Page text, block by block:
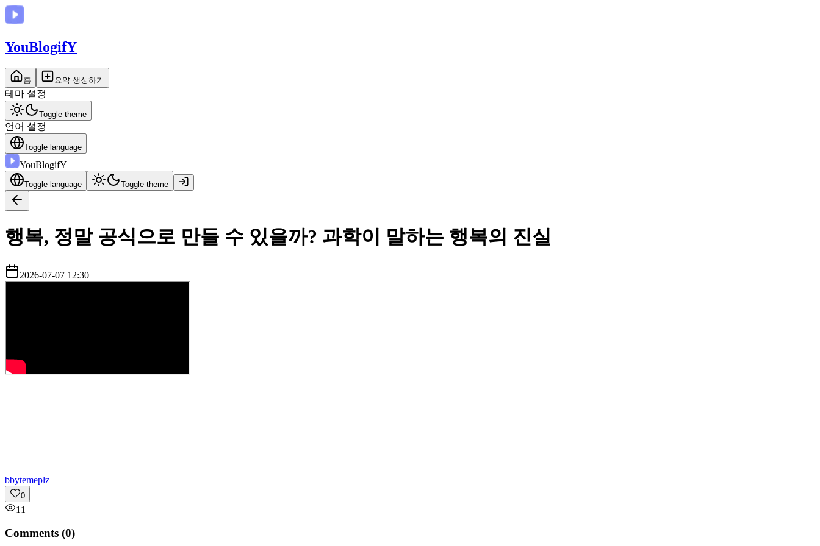
YouBlogifY
홈 요약 생성하기
테마 설정
Toggle theme
언어 설정
Toggle language
YouBlogifY
Toggle language Toggle theme
행복, 정말 공식으로 만들 수 있을까? 과학이 말하는 행복의 진실
2026-07-07 12:30
bbytemeplz
0
11
Comments (0)